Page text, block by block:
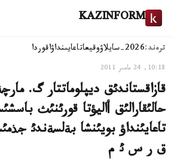
KAZINFORM
ترەند:2026-سايلاۋ وقيعاتاعايىنداۋاقوردا
10:18, 24 مامىر 2011
قازاقستاندئق ديپلوماتتار گ.
حالئقارالئق أاليؤتا قورئنئث
تاعايئنداؤ بويئنشا بةلسةندئ
ق ر س ئ م